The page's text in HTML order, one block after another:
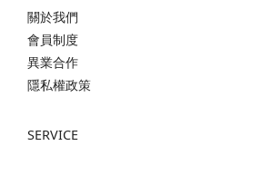
關於我們
會員制度
異業合作
隱私權政策
SERVICE